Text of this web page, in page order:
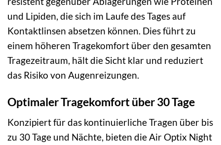
und Lipiden, die sich im Laufe des Tages auf
Kontaktlinsen absetzen können. Dies führt zu
einem höheren Tragekomfort über den gesamten
Tragezeitraum, hält die Sicht klar und reduziert
das Risiko von Augenreizungen.
Optimaler Tragekomfort über 30 Tage
Konzipiert für das kontinuierliche Tragen über bis
zu 30 Tage und Nächte, bieten die Air Optix Night